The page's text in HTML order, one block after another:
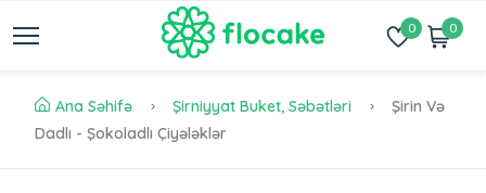
0 0
Ana Səhifə Şirniyyat Buket, Səbətləri
Şirin Və
Dadlı - Şokoladlı Çiyələklər